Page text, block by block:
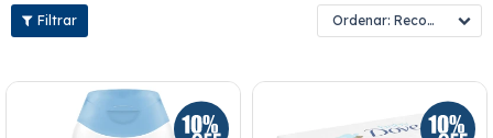
Recomendados